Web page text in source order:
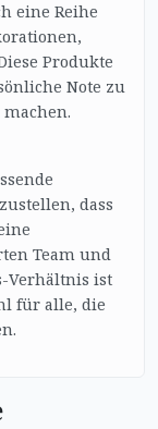
eine Reihe
Produkte
Note zu
dass
Team und
Verhältnis ist
für alle, die